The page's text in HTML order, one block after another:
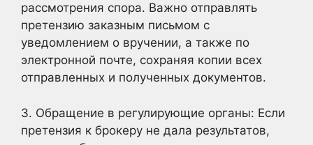
рассмотрения спора. Важно отправлять
претензию заказным письмом с
уведомлением о вручении, а также по
электронной почте, сохраняя копии всех
отправленных и полученных документов.
3. Обращение в регулирующие органы: Если
претензия к брокеру не дала результатов,